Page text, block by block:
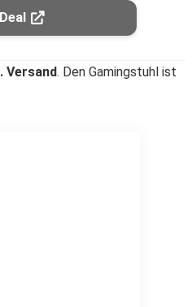
Versand. Den Gamingstuhl ist